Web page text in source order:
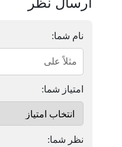
ارسال نظر
نام شما:
امتیاز شما:
نظر شما: